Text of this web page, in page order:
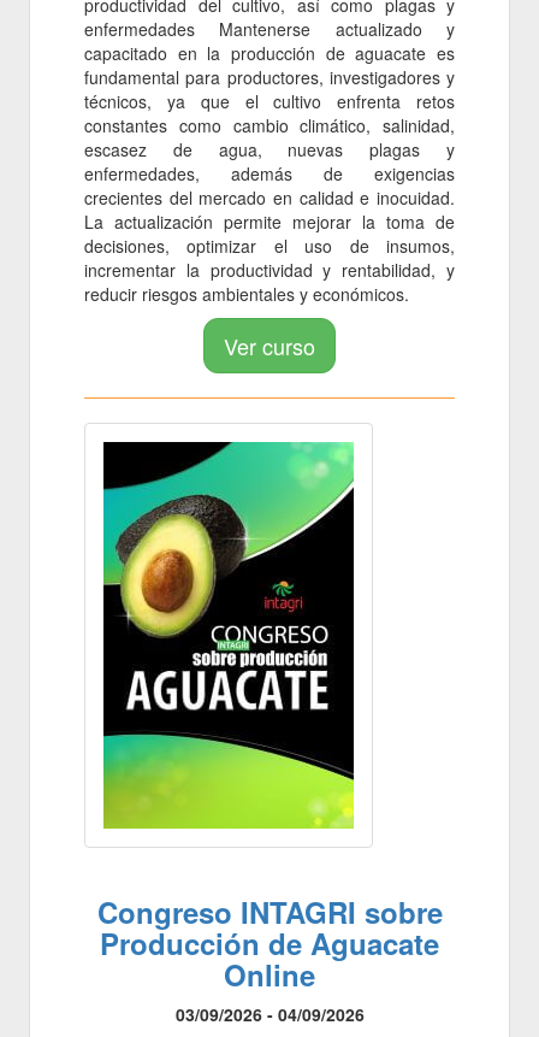
productividad del cultivo, así como plagas y
enfermedades Mantenerse actualizado y
capacitado en la producción de aguacate es
fundamental para productores, investigadores y
técnicos, ya que el cultivo enfrenta retos
constantes como cambio climático, salinidad,
escasez de agua, nuevas plagas y
enfermedades, además de exigencias
crecientes del mercado en calidad e inocuidad.
La actualización permite mejorar la toma de
decisiones, optimizar el uso de insumos,
incrementar la productividad y rentabilidad, y
reducir riesgos ambientales y económicos.
Ver curso
Congreso INTAGRI sobre
Producción de Aguacate
Online
03/09/2026 - 04/09/2026